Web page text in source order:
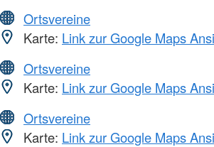
Ortsvereine
Karte: Link zur Google Maps
Ortsvereine
Karte: Link zur Google Maps
Ortsvereine
Karte: Link zur Google Maps